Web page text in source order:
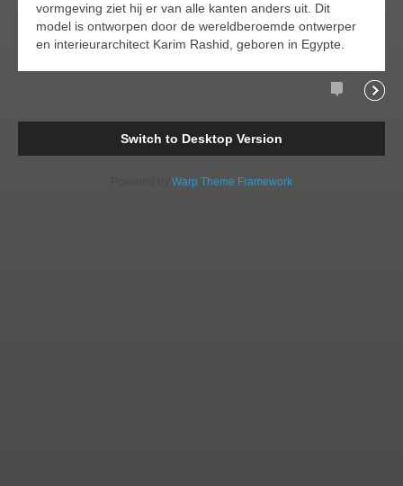
vormgeving ziet hij er van alle kanten anders uit. Dit
model is ontworpen door de wereldberoemde ontwerper
en interieurarchitect Karim Rashid, geboren in Egypte.
Comments
Switch to Desktop Version
Warp Theme Framework